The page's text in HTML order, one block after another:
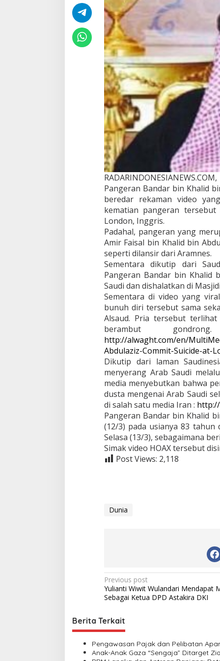
a
i
n
K
h
a
l
i
d
B
u
n
u
h
i
d
i
a
n
a
r
a
L
o
n
d
o
n
a
d
a
l
a
h
H
o
a
x
Pangeran Bandar bin Khalid
beredar rekaman video
kematian pangeran
London, Inggris.
Padahal, pangeran yang
Amir Faisal bin Khalid bin
seperti dilansir dari Aramnes.
Sementara dikutip dari
Pangeran Bandar bin Khalid
Saudi dan dishalatkan di
Sementara di video yang
bunuh diri tersebut sama
Alsaud. Pria tersebut
berambut
http://alwaght.com/en/
Abdulaziz-Commit-Suicide-at-
Dikutip dari laman
menyerang Arab Saudi
media menyebutkan bahwa
dusta mengenai Arab Saudi
di salah satu media Iran :
Pangeran Bandar bin Khalid
(12/3) pada usianya 83
Selasa (13/3), sebagaimana
Simak video HOAX tersebut
Post Views: 2,118
Dunia
P
o
t
n
a
Previous post
Yulianti Wiwit Wulandari Mendapat
Sebagai Ketua DPD Astakira DKI
Berita Terkait
Pengawasan Pajak dan Pelibatan
Anak-Anak Gaza “Sengaja” Ditarget